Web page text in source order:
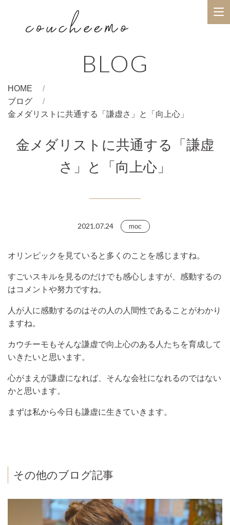
BLOG
HOME
ブログ
金メダリストに共通する「謙虚さ」と「向上心」
金メダリストに共通する「謙虚
さ」と「向上心」
2021.07.24 moc
オリンピックを見ていると多くのことを感じますね。
すごいスキルを見るのだけでも感心しますが、感動するの
はコメントや努力ですね。
人が人に感動するのはその人の人間性であることがわかり
ますね。
カウチーモもそんな謙虚で向上心のある人たちを育成して
いきたいと思います。
心がまえが謙虚になれば、そんな会社になれるのではない
かと思います。
まずは私から今日も謙虚に生きていきます。
その他のブログ記事